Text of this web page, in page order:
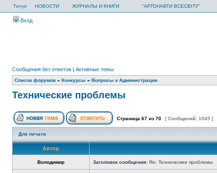
Титул НОВОСТИ ЖУРНАЛЫ И КНИГИ "АРГОНАВТИ ВСЕСВІТУ"
Вход
Сообщения без ответов | Активные темы
Список форумов » Конкурсы » Вопросы к Администрации
Технические проблемы
Страница 67 из 70 [ Сообщений: 1045 ]
Для печати
Автор
Володимир Заголовок сообщения: Re: Технические проблемы